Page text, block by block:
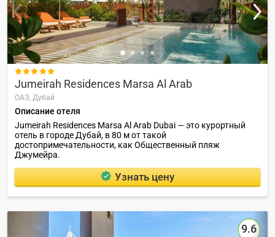

Jumeirah Residences Marsa Al Arab
ОАЭ, Дубай
Описание отеля
Jumeirah Residences Marsa Al Arab Dubai — это курортный
отель в городе Дубай, в 80 м от такой
достопримечательности, как Общественный пляж
Джумейра.
Узнать цену
9.6